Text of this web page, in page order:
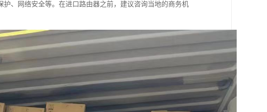
、网络安全等。在进口路由器之前，建议咨询当地的商务机